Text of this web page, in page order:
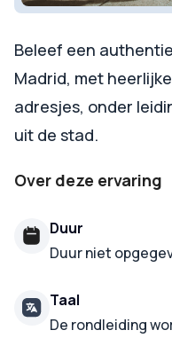
Beleef een
Madrid, met
adresjes, onder
uit de stad.
Over deze ervaring
Duur
Duur niet
Taal
De rondleiding